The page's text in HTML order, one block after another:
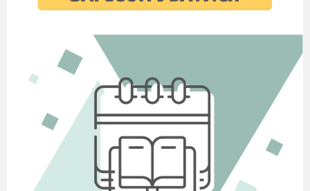
Лис лисиці пише лист
Що у лісі падолист.
Левицький
. Актуалізація знань, умінь і
навичок учнів.
– Яка пора року до нас завітала?
– А з якою порою ми нещодавно
попрощалися?